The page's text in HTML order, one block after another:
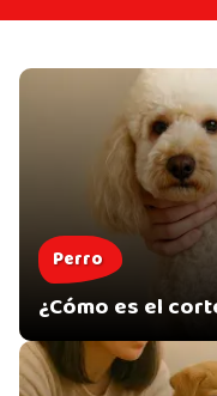
Perro
¿Cómo es el